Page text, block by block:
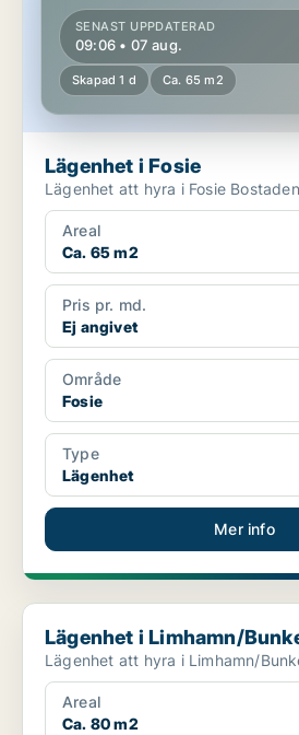
SENAST UPPDATERAD
09:06 • 07 aug.
Skapad 1 d Ca. 65 m2
Lägenhet i Fosie
Lägenhet att hyra i
Areal
Ca. 65 m2
Pris pr. md.
Ej angivet
Område
Fosie
Type
Lägenhet
Mer info
Lägenhet i Limhamn/Bunkeflo
Lägenhet i Limhamn/
Lägenhet att hyra i Limhamn/
Areal
Ca. 80 m2